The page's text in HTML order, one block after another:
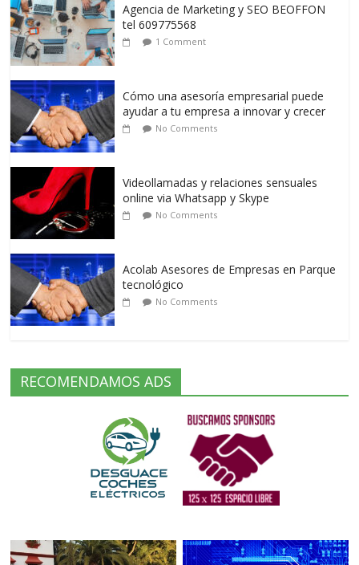
Agencia de Marketing y SEO BEOFFON
tel 609775568
1 Comment
Cómo una asesoría empresarial puede
ayudar a tu empresa a innovar y crecer
No Comments
Videollamadas y relaciones sensuales
online via Whatsapp y Skype
No Comments
Acolab Asesores de Empresas en Parque
tecnológico
No Comments
RECOMENDAMOS ADS